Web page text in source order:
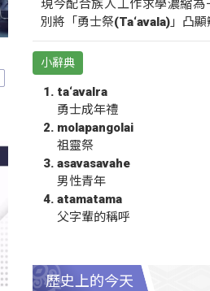
現今配合族人工作求學濃縮為
別將「勇士祭(Ta‘avala)」凸顯
小辭典
ta‘avalra
勇士成年禮
molapangolai
祖靈祭
asavasavahe
男性青年
atamatama
父字輩的稱呼
歷史上的今天